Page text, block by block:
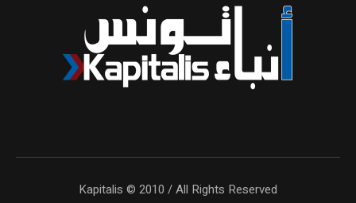
Kapitalis © 2010 / All Rights Reserved